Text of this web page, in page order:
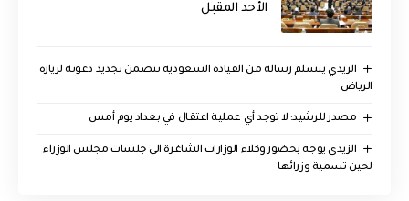
الأحد المقبل
الزيدي يتسلم رسالة من القيادة السعودية تتضمن تجديد دعوته لزيارة
الرياض
مصدر للرشيد: لا توجد أي عملية اعتقال في بغداد يوم أمس
الزيدي يوجه بحضور وكلاء الوزارات الشاغرة الى جلسات مجلس الوزراء
لحين تسمية وزرائها